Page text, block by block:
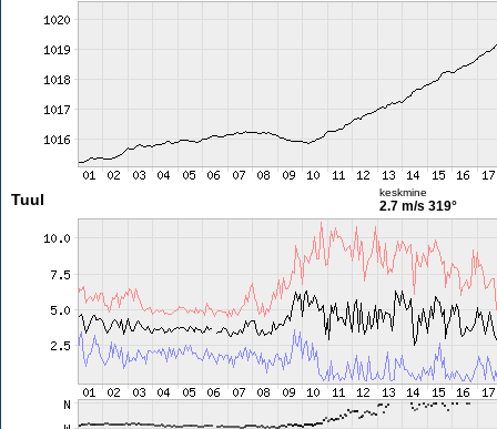
Tuul keskmine
2.7 m/s 319°